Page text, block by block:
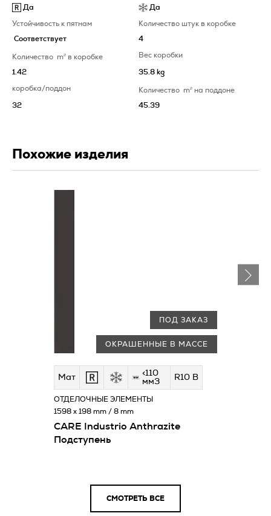
Да Да
Устойчивость к пятнам
Соответствует
Количество штук в коробке
4
Количество m2 в коробке
1.42
Вес коробки
35.8 kg
коробка/поддон
32
Количествоm2 на поддоне
45.39
Похожие изделия
ПОД ЗАКАЗ
ОКРАШЕННЫЕ В МАССЕ
Мат
<110
мм3
R10 B
CARE Industrio Anthrazite
Подступень
ОТДЕЛОЧНЫЕ ЭЛЕМЕНТЫ
1598 x 198 mm / 8 mm
СМОТРЕТЬ ВСЕ